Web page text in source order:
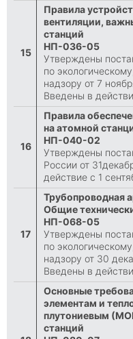
15
Правила
вентиляции,
станций
НП-036-05
Утверждены
по
надзору от 7
Введены в
16
Правила
на атомной
НП-040-02
Утверждены
России от
действие с 1
17
Трубопроводная
Общие
НП-068-05
Утверждены
по
надзору от 30
Введены в
Основные
элементам и
плутониевым
станций